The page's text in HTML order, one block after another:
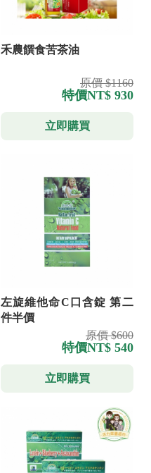
禾農饌食苦茶油
原價 $1160
特價NT$ 930
立即購買
左旋維他命C口含錠 第二
件半價
原價 $600
特價NT$ 540
立即購買